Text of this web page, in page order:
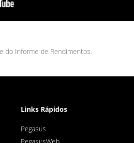
do Informe de Rendimentos.
Links Rápidos
Pegasus